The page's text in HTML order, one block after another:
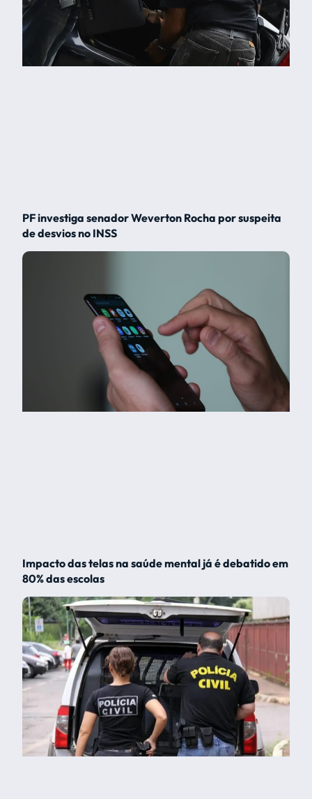
PF investiga senador Weverton Rocha por suspeita
de desvios no INSS
Impacto das telas na saúde mental já é debatido em
80% das escolas